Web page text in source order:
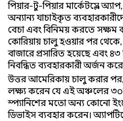
পিয়ার-টু-পিয়ার মার্কেটপ্লেস
অন্যান্য যাচাইকৃত
বেচা এবং বিনিময় করতে সক্ষম
কোরিয়ায় চালু হওয়ার পর থেকে,
বাজারে প্রসারিত হয়েছে এবং
নিবন্ধিত ব্যবহারকারী অর্জন
উত্তর আমেরিকায় চালু করার পর,
লক্ষ্য করেন যে এই অঞ্চলের
স্প্যানিশের মতো অন্য কোনো
ডিভাইস ব্যবহার করেন।